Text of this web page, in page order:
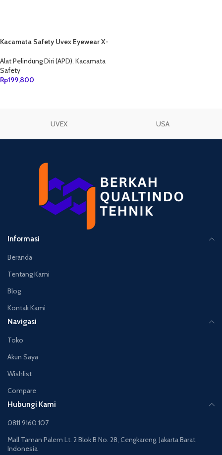
Kacamata Safety Uvex Eyewear X-
Alat Pelindung Diri (APD), Kacamata
Safety
Rp199,800
UVEX USA
Informasi
Beranda
Tentang Kami
Blog
Kontak Kami
Navigasi
Toko
Akun Saya
Wishlist
Compare
Hubungi Kami
0811 9160 107
Mall Taman Palem Lt. 2 Blok B No. 28, Cengkareng, Jakarta Barat,
Indonesia